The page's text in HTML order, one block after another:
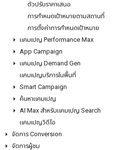
ตัวปรับราคาเสนอ
การกำหนดเป้าหมายตามสถานที่
การตั้งค่าการกำหนดเป้าหมาย
แคมเปญ Performance Max
App Campaign
แคมเปญ Demand Gen
แคมเปญบริการในพื้นที่
Smart Campaign
ค้นหาแคมเปญ
AI Max สำหรับแคมเปญ Search
แคมเปญวิดีโอ
จัดการ Conversion
จัดการผู้ชม